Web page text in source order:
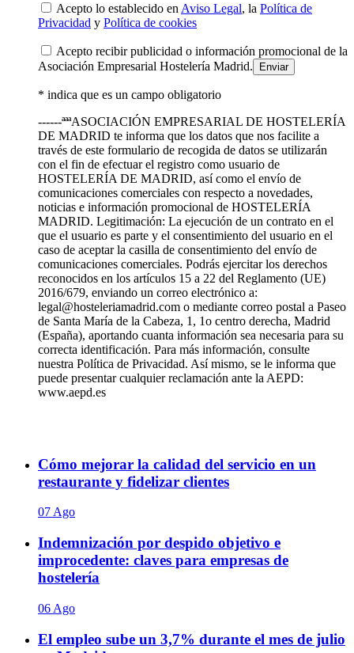
Acepto lo establecido en Aviso Legal, la Política de
Privacidad y Política de cookies
Acepto recibir publicidad o información promocional de la
Asociación Empresarial Hostelería Madrid.
* indica que es un campo obligatorio
------ªªªASOCIACIÓN EMPRESARIAL DE HOSTELERÍA
DE MADRID te informa que los datos que nos facilite a
través de este formulario de recogida de datos se utilizarán
con el fin de efectuar el registro como usuario de
HOSTELERÍA DE MADRID, así como el envío de
comunicaciones comerciales con respecto a novedades,
noticias e información promocional de HOSTELERÍA
MADRID. Legitimación: La ejecución de un contrato en el
que el usuario es parte y el consentimiento del usuario en el
caso de aceptar la casilla de consentimiento del envío de
comunicaciones comerciales. Podrás ejercitar los derechos
reconocidos en los artículos 15 a 22 del Reglamento (UE)
2016/679, enviando un correo electrónico a:
legal@hosteleriamadrid.com o mediante correo postal a Paseo
de Santa María de la Cabeza, 1, 1o centro derecha, Madrid
(España), aportando cuanta información sea necesaria para su
correcta identificación. Para más información, consulte
nuestra Política de Privacidad. Así mismo, se le informa que
puede presentar cualquier reclamación ante la AEPD:
www.aepd.es
Cómo mejorar la calidad del servicio en un
restaurante y fidelizar clientes
07 Ago
Indemnización por despido objetivo e
improcedente: claves para empresas de
hostelería
06 Ago
El empleo sube un 3,7% durante el mes de julio